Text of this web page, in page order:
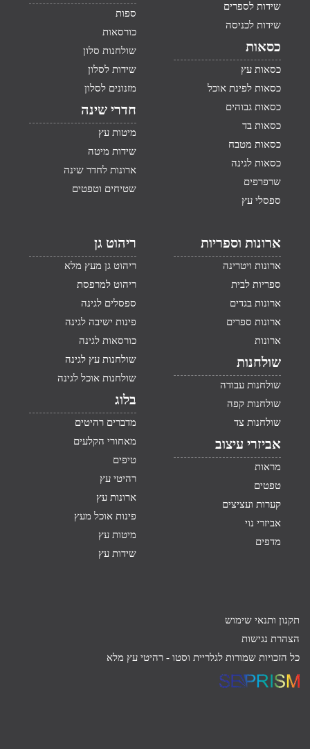
שידות לספרים
שידות לכניסה
כסאות
כסאות עץ
כסאות לפינת אוכל
כסאות גבוהים
כסאות בד
כסאות מטבח
כסאות לגינה
שרפרפים
ספסלי עץ
ספות
כורסאות
שולחנות סלון
שידות לסלון
מזנונים לסלון
חדרי שינה
מיטות עץ
שידות מיטה
ארונות לחדר שינה
שטיחים וטפטים
ארונות וספריות
ארונות ויטרינה
ספריות לבית
ארונות בגדים
ארונות ספרים
ארונות
שולחנות
שולחנות עבודה
שולחנות קפה
שולחנות צד
אביזרי עיצוב
מראות
טפטים
קערות ועציצים
אביזרי נוי
מדפים
ריהוט גן
ריהוט גן מעץ מלא
ריהוט למרפסת
ספסלים לגינה
פינות ישיבה לגינה
כורסאות לגינה
שולחנות עץ לגינה
שולחנות אוכל לגינה
בלוג
מדברים רהיטים
מאחורי הקלעים
טיפים
רהיטי עץ
ארונות עץ
פינות אוכל מעץ
מיטות עץ
שידות עץ
תקנון ותנאי שימוש
הצהרת נגישות
כל הזכויות שמורות לגלריית וסטו - רהיטי עץ מלא